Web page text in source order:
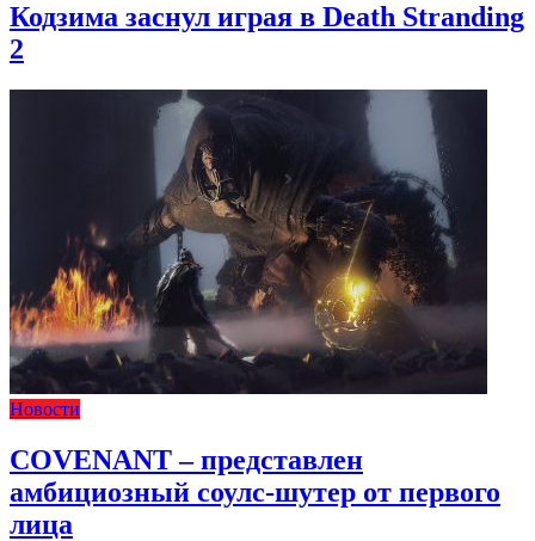
Кодзима заснул играя в Death Stranding
2
Новости
COVENANT – представлен
амбициозный соулс-шутер от первого
лица